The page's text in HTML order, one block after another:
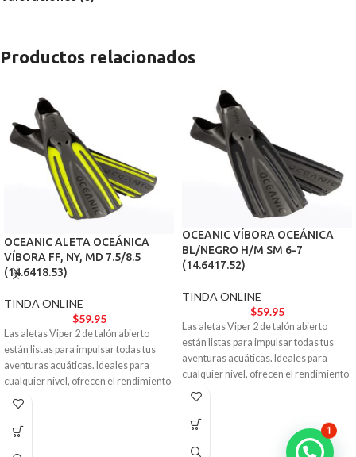
Productos relacionados
OCEANIC ALETA OCEÁNICA
VÍBORA FF, NY, MD 7.5/8.5
(14.6418.53)
TINDA ONLINE
$59.95
Las aletas Viper 2 de talón abierto
están listas para impulsar todas tus
aventuras acuáticas. Ideales para
cualquier nivel, ofrecen el rendimiento
y la estética de un modelo de élite.
OCEANIC VÍBORA OCEÁNICA
BL/NEGRO H/M SM 6-7
(14.6417.52)
TINDA ONLINE
$59.95
Las aletas Viper 2 de talón abierto
están listas para impulsar todas tus
aventuras acuáticas. Ideales para
cualquier nivel, ofrecen el rendimiento
y la estética de un modelo de élite.
1